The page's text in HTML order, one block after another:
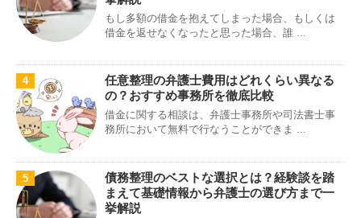
もし多額の借金を抱えてしまった場合、もしくは
借金を返せなくなったと思った場合、誰 ...
4
任意整理の弁護士費用はどれくらい異なる
の？おすすめ事務所を徹底比較
借金に関する相談は、弁護士事務所や司法書士事
務所において無料で行なうことができま ...
5
債務整理のベストな選択とは？経験談を踏
まえて基礎情報から弁護士の選び方まで一
挙解説